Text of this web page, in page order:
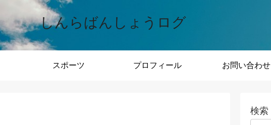
しんらばんしょうログ
スポーツ プロフィール お問い合わせ
検索